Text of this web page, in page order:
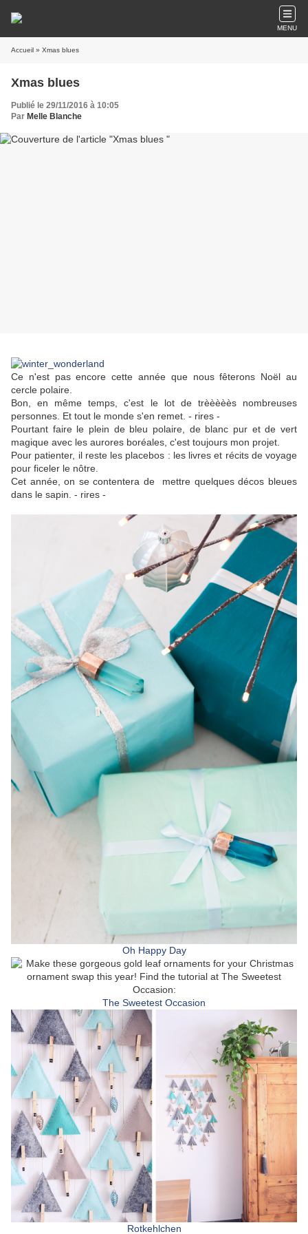
MENU
Accueil » Xmas blues
Xmas blues
Publié le 29/11/2016 à 10:05
Par Melle Blanche
Ce n'est pas encore cette année que nous fêterons Noël au
cercle polaire.
Bon, en même temps, c'est le lot de trèèèèès nombreuses
personnes. Et tout le monde s'en remet. - rires -
Pourtant faire le plein de bleu polaire, de blanc pur et de vert
magique avec les aurores boréales, c'est toujours mon projet.
Pour patienter, il reste les placebos : les livres et récits de voyage
pour ficeler le nôtre.
Cet année, on se contentera de mettre quelques décos bleues
dans le sapin. - rires -
Oh Happy Day
The Sweetest Occasion
Rotkehlchen